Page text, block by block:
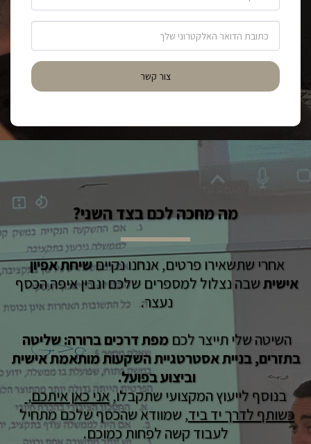
צור קשר
מה מחכה לכם בצד השני?
אחרי שתשאירו פרטים, אנחנו נקיים
שיחת אפיון
אישית
נעצר.
השיטה שלי תייצר לכם מפת דרכים ברורה:
וביצוע בפועל.
בנוסף לייעוץ המקצועי שתקבלו,
אני כאן איתכם,
כשותף לדרך יד ביד
, שמוודא שהכסף שלכם מתחיל
לעבוד קשה לפחות כמוכם.